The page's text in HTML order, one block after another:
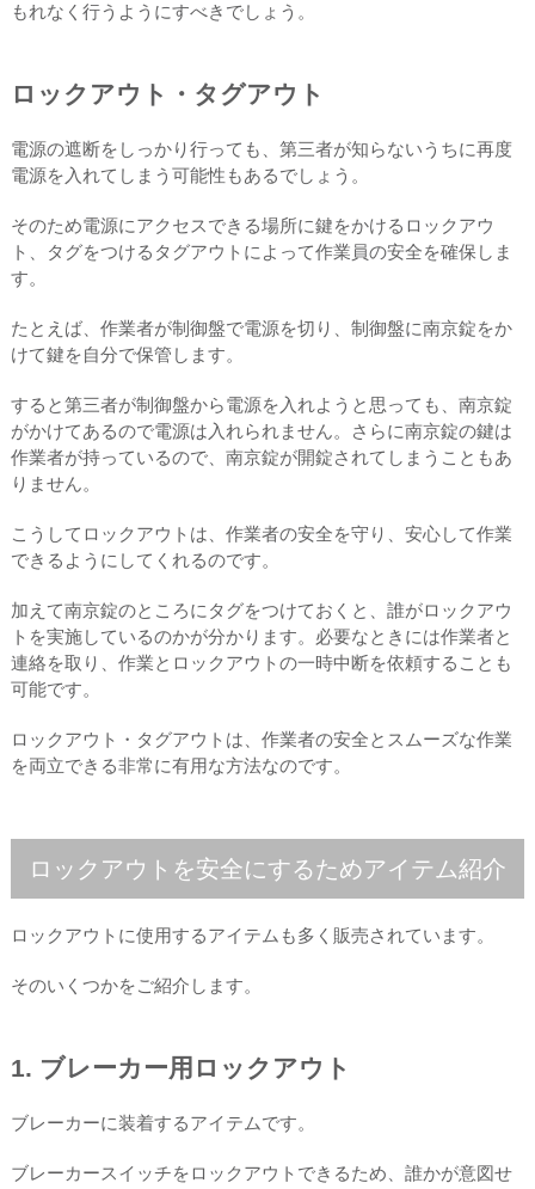
もれなく行うようにすべきでしょう。
ロックアウト・タグアウト
電源の遮断をしっかり行っても、第三者が知らないうちに再度
電源を入れてしまう可能性もあるでしょう。
そのため電源にアクセスできる場所に鍵をかけるロックアウ
ト、タグをつけるタグアウトによって作業員の安全を確保しま
す。
たとえば、作業者が制御盤で電源を切り、制御盤に南京錠をか
けて鍵を自分で保管します。
すると第三者が制御盤から電源を入れようと思っても、南京錠
がかけてあるので電源は入れられません。さらに南京錠の鍵は
作業者が持っているので、南京錠が開錠されてしまうこともあ
りません。
こうしてロックアウトは、作業者の安全を守り、安心して作業
できるようにしてくれるのです。
加えて南京錠のところにタグをつけておくと、誰がロックアウ
トを実施しているのかが分かります。必要なときには作業者と
連絡を取り、作業とロックアウトの一時中断を依頼することも
可能です。
ロックアウト・タグアウトは、作業者の安全とスムーズな作業
を両立できる非常に有用な方法なのです。
ロックアウトを安全にするためアイテム紹介
ロックアウトに使用するアイテムも多く販売されています。
そのいくつかをご紹介します。
1. ブレーカー用ロックアウト
ブレーカーに装着するアイテムです。
ブレーカースイッチをロックアウトできるため、誰かが意図せ